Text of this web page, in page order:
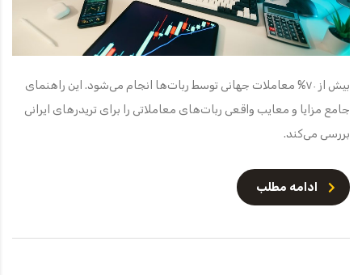
بیش از ۷۰% معاملات جهانی توسط ربات‌ها انجام می‌شود. این راهنمای
جامع مزایا و معایب واقعی ربات‌های معاملاتی را برای تریدرهای ایرانی
بررسی می‌کند.
ادامه مطلب